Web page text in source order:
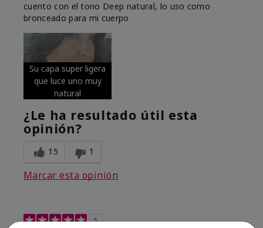
cuento con el tono Deep natural, lo uso como
bronceado para mi cuerpo
Su capa super ligera
que luce uno muy
natural
¿Le ha resultado útil esta
opinión?
15 1
Marcar esta opinión
5